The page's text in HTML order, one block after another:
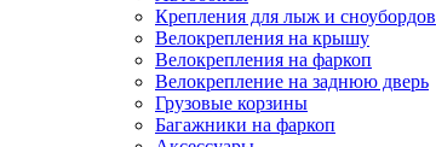
Крепления для лыж и сноубордов
Велокрепления на крышу
Велокрепления на фаркоп
Велокрепление на заднюю дверь
Грузовые корзины
Багажники на фаркоп